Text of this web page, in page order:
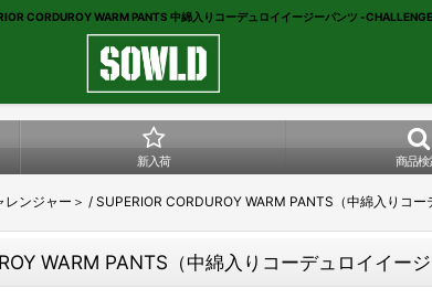
CORDUROY WARM PANTS 中綿入りコーデュロイイージーパンツ -
新入荷 商品検
レンジャー＞ / SUPERIOR CORDUROY WARM PANTS（中綿入りコ
WARM PANTS（中綿入りコーデュロイイー